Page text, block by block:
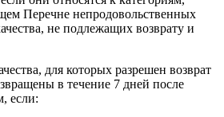
Перечне непродовольственных
не подлежащих возврату и
для которых разрешен возврат
в течение 7 дней после
если: